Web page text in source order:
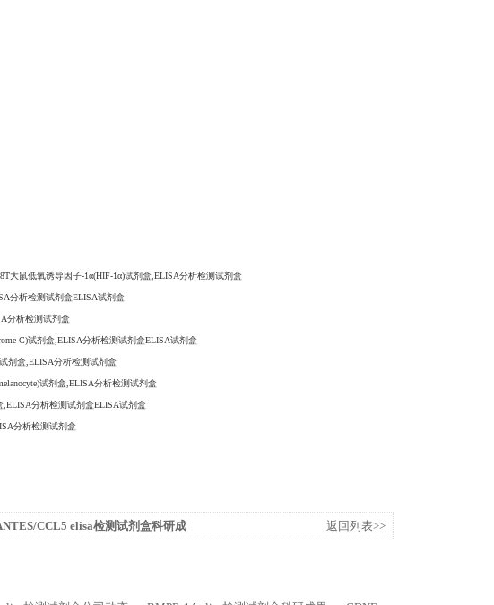
鼠低氧诱导因子-1α(HIF-1α)试剂盒,ELISA分析检测试剂盒
分析检测试剂盒ELISA试剂盒
分析检测试剂盒
C)试剂盒,ELISA分析检测试剂盒ELISA试剂盒
剂盒,ELISA分析检测试剂盒
试剂盒,ELISA分析检测试剂盒
分析检测试剂盒ELISA试剂盒
分析检测试剂盒
CCL5 elisa检测试剂盒科研成
返回列表>>